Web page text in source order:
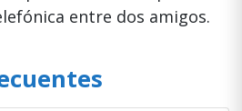
entre dos amigos.